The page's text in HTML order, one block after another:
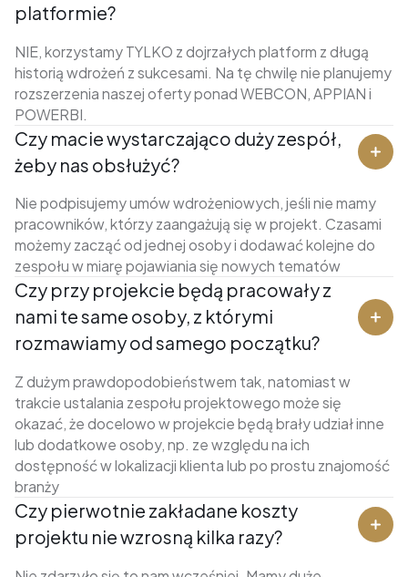
platformie?
NIE, korzystamy TYLKO z dojrzałych platform z długą
historią wdrożeń z sukcesami. Na tę chwilę nie planujemy
rozszerzenia naszej oferty ponad WEBCON, APPIAN i
POWERBI.
Czy macie wystarczająco duży zespół,
żeby nas obsłużyć?
Nie podpisujemy umów wdrożeniowych, jeśli nie mamy
pracowników, którzy zaangażują się w projekt. Czasami
możemy zacząć od jednej osoby i dodawać kolejne do
zespołu w miarę pojawiania się nowych tematów
Czy przy projekcie będą pracowały z
nami te same osoby, z którymi
rozmawiamy od samego początku?
Z dużym prawdopodobieństwem tak, natomiast w
trakcie ustalania zespołu projektowego może się
okazać, że docelowo w projekcie będą brały udział inne
lub dodatkowe osoby, np. ze względu na ich
dostępność w lokalizacji klienta lub po prostu znajomość
branży
Czy pierwotnie zakładane koszty
projektu nie wzrosną kilka razy?